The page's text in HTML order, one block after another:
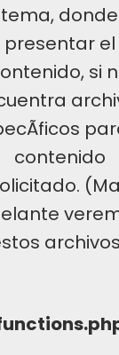
tema, donde
presentar el
si
contenido